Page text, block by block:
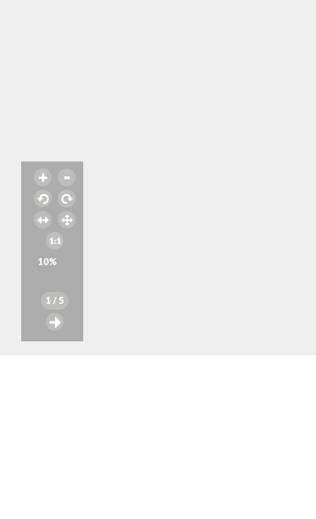
10%
1 / 5